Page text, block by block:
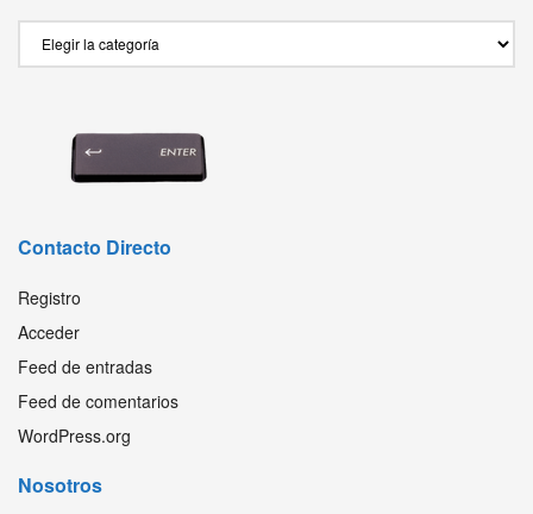
Contacto Directo
Registro
Acceder
Feed de entradas
Feed de comentarios
WordPress.org
Nosotros